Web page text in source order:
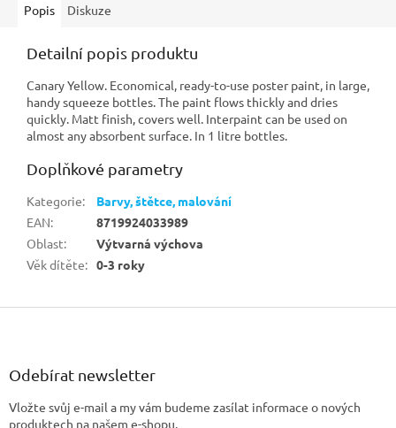
Popis Diskuze
Detailní popis produktu
Canary Yellow. Economical, ready-to-use poster paint, in large,
handy squeeze bottles. The paint flows thickly and dries
quickly. Matt finish, covers well. Interpaint can be used on
almost any absorbent surface. In 1 litre bottles.
Doplňkové parametry
Kategorie:
Barvy, štětce, malování
EAN:
8719924033989
Oblast:
Výtvarná výchova
Věk dítěte: 0-3 roky
Z
Odebírat newsletter
Vložte svůj e-mail a my vám budeme zasílat informace o nových
produktech na našem e-shopu.